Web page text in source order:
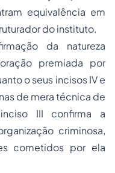
equivalência em
do instituto.
da natureza
premiada por
o seus incisos IV e
de mera técnica de
III confirma a
criminosa,
cometidos por ela